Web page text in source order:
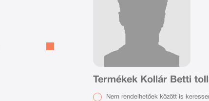
Termékek Kollár Betti
Nem rendelhetőek között is